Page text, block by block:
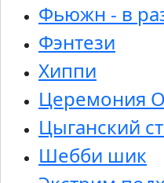
Фьюжн - в
Фэнтези
Хиппи
Церемония
Цыганский
Шебби шик